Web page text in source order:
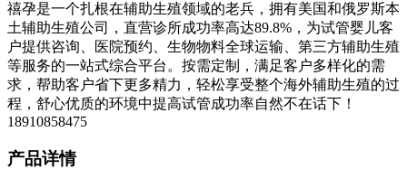
禧孕是一个扎根在辅助生殖领域的老兵，拥有美国和俄罗斯本
土辅助生殖公司，直营诊所成功率高达89.8%，为试管婴儿客
户提供咨询、医院预约、生物物料全球运输、第三方辅助生殖
等服务的一站式综合平台。按需定制，满足客户多样化的需
求，帮助客户省下更多精力，轻松享受整个海外辅助生殖的过
程，舒心优质的环境中提高试管成功率自然不在话下！
18910858475
产品详情